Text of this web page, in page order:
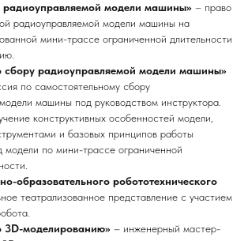
радиоуправляемой модели машины» – право
радиоуправляемой модели машины на
мини-трассе ограниченной длительности
сбору радиоуправляемой модели машины»
по самостоятельному сбору
машины под руководством инструктора.
конструктивных особенностей модели,
и базовых принципов работы
модели по мини-трассе ограниченной
образовательного робототехнического
театрализованное представление с участием
3D-моделированию» – инженерный мастер-